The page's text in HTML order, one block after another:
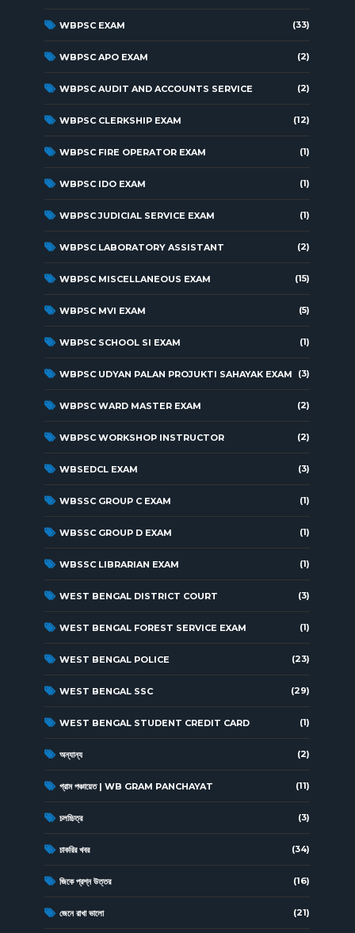
WBPSC EXAM (33)
WBPSC APO EXAM (2)
WBPSC AUDIT AND ACCOUNTS SERVICE (2)
WBPSC CLERKSHIP EXAM (12)
WBPSC FIRE OPERATOR EXAM (1)
WBPSC IDO EXAM (1)
WBPSC JUDICIAL SERVICE EXAM (1)
WBPSC LABORATORY ASSISTANT (2)
WBPSC MISCELLANEOUS EXAM (15)
WBPSC MVI EXAM (5)
WBPSC SCHOOL SI EXAM (1)
WBPSC UDYAN PALAN PROJUKTI SAHAYAK EXAM (3)
WBPSC WARD MASTER EXAM (2)
WBPSC WORKSHOP INSTRUCTOR (2)
WBSEDCL EXAM (3)
WBSSC GROUP C EXAM (1)
WBSSC GROUP D EXAM (1)
WBSSC LIBRARIAN EXAM (1)
WEST BENGAL DISTRICT COURT (3)
WEST BENGAL FOREST SERVICE EXAM (1)
WEST BENGAL POLICE (23)
WEST BENGAL SSC (29)
WEST BENGAL STUDENT CREDIT CARD (1)
অন্যান্য (2)
গ্রাম পঞ্চায়েত | WB GRAM PANCHAYAT (11)
চলচ্চিত্র (3)
চাকরির খবর (34)
জিকে প্রশ্ন উত্তর (16)
জেনে রাখা ভালো (21)